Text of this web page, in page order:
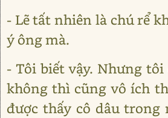
- Lẽ tất nhiên là chú rể
ý ông mà.
- Tôi biết vậy. Nhưng tôi
không thì cũng vô ích
được thấy cô dâu